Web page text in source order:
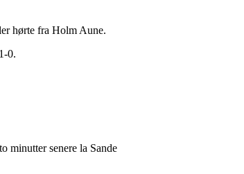
hørte fra Holm Aune.
0.
minutter senere la Sande